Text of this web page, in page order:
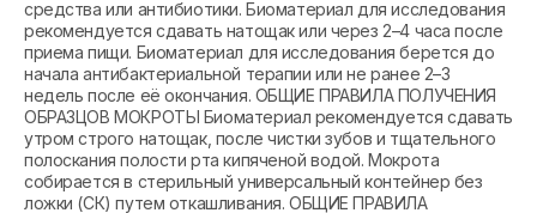
средства или антибиотики. Биоматериал для исследования
рекомендуется сдавать натощак или через 2–4 часа после
приема пищи. Биоматериал для исследования берется до
начала антибактериальной терапии или не ранее 2–3
недель после её окончания. ОБЩИЕ ПРАВИЛА ПОЛУЧЕНИЯ
ОБРАЗЦОВ МОКРОТЫ Биоматериал рекомендуется сдавать
утром строго натощак, после чистки зубов и тщательного
полоскания полости рта кипяченой водой. Мокрота
собирается в стерильный универсальный контейнер без
ложки (СК) путем откашливания. ОБЩИЕ ПРАВИЛА